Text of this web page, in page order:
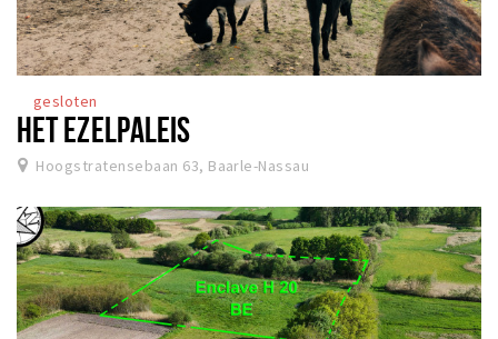
gesloten
HET EZELPALEIS
Hoogstratensebaan 63, Baarle-Nassau